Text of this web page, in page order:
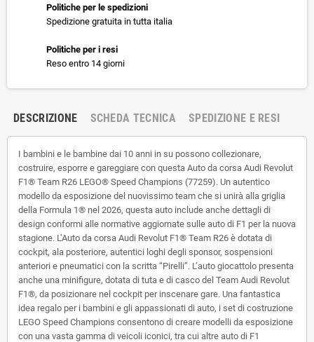
Politiche per le spedizioni
Spedizione gratuita in tutta italia
Politiche per i resi
Reso entro 14 giorni
DESCRIZIONE SCHEDA TECNICA SPEDIZIONE E RESI
I bambini e le bambine dai 10 anni in su possono collezionare,
costruire, esporre e gareggiare con questa Auto da corsa Audi Revolut
F1® Team R26 LEGO® Speed Champions (77259). Un autentico
modello da esposizione del nuovissimo team che si unirà alla griglia
della Formula 1® nel 2026, questa auto include anche dettagli di
design conformi alle normative aggiornate sulle auto di F1 per la nuova
stagione. L’Auto da corsa Audi Revolut F1® Team R26 è dotata di
cockpit, ala posteriore, autentici loghi degli sponsor, sospensioni
anteriori e pneumatici con la scritta “Pirelli”. L’auto giocattolo presenta
anche una minifigure, dotata di tuta e di casco del Team Audi Revolut
F1®, da posizionare nel cockpit per inscenare gare. Una fantastica
idea regalo per i bambini e gli appassionati di auto, i set di costruzione
LEGO Speed Champions consentono di creare modelli da esposizione
con una vasta gamma di veicoli iconici, tra cui altre auto di F1